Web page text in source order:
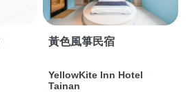
黃色風箏民宿
YellowKite Inn Hotel
Tainan